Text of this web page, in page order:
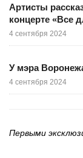
Артисты
концерте «Все
4 сентября 2024
У мэра
4 сентября 2024
Первыми